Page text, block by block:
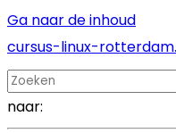
Ga naar de inhoud
cursus-linux-
naar: